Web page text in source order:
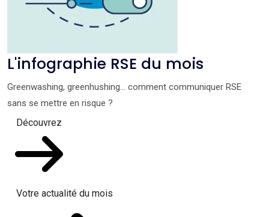
L'infographie RSE du mois
Greenwashing, greenhushing… comment communiquer RSE
sans se mettre en risque ?
Découvrez
Votre actualité du mois